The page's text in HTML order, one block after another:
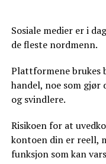
Sosiale medier er i
de fleste nordmenn.
Plattformene brukes
handel, noe som
og svindlere.
Risikoen for at
kontoen din er reell,
funksjon som kan